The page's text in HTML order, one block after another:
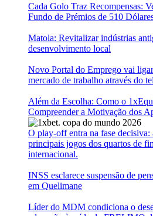
Cada Golo Traz Recompensas:
Fundo de Prémios de 510
Matola: Revitalizar indústrias
desenvolvimento local
Novo Portal do Emprego vai
mercado de trabalho através do
Além da Escolha: Como o
Compreender a Motivação dos
O play-off entra na fase decisiva:
principais jogos dos quartos de
internacional.
INSS esclarece suspensão de
em Quelimane
Líder do MDM condiciona o